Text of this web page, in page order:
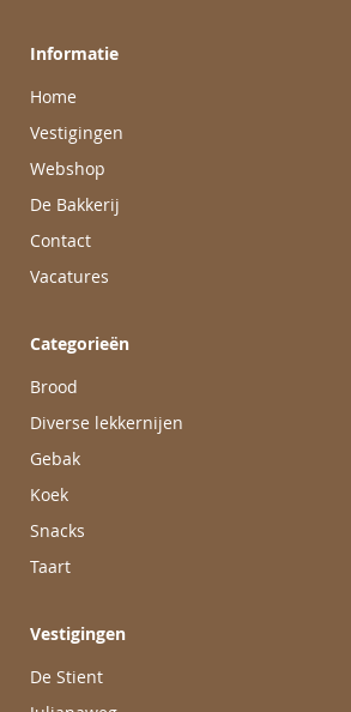
Informatie
Home
Vestigingen
Webshop
De Bakkerij
Contact
Vacatures
Categorieën
Brood
Diverse lekkernijen
Gebak
Koek
Snacks
Taart
Vestigingen
De Stient